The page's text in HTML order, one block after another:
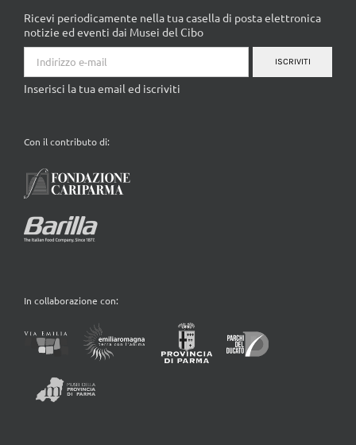
Ricevi periodicamente nella tua casella di posta elettronica
notizie ed eventi dai Musei del Cibo
ISCRIVITI
Inserisci la tua email ed iscriviti
Con il contributo di:
In collaborazione con: